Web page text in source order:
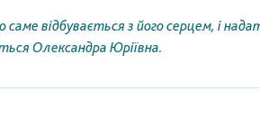
відбувається з його серцем, і
Олександра Юріївна.